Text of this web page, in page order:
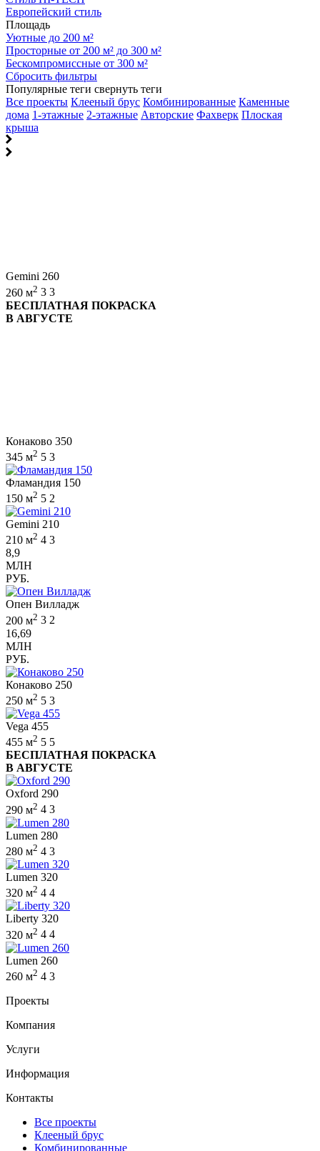
Европейский стиль
Площадь
Уютные до 200 м²
Просторные от 200 м² до 300 м²
Бескомпромиссные от 300 м²
Сбросить фильтры
Популярные теги свернуть теги
Все проекты Клееный брус Комбинированные Каменные
дома 1-этажные 2-этажные Авторские Фахверк Плоская
крыша
Gemini 260
260 м2 3 3
БЕСПЛАТНАЯ ПОКРАСКА
В АВГУСТЕ
Конаково 350
345 м2 5 3
Фламандия 150
150 м2 5 2
Gemini 210
210 м2 4 3
8,9
МЛН
РУБ.
Опен Вилладж
200 м2 3 2
16,69
МЛН
РУБ.
Конаково 250
250 м2 5 3
Vega 455
455 м2 5 5
БЕСПЛАТНАЯ ПОКРАСКА
В АВГУСТЕ
Oxford 290
290 м2 4 3
Lumen 280
280 м2 4 3
Lumen 320
320 м2 4 4
Liberty 320
320 м2 4 4
Lumen 260
260 м2 4 3
Проекты
Компания
Услуги
Информация
Контакты
Все проекты
Клееный брус
Комбинированные